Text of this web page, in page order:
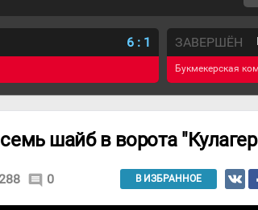
6 : 1 ЗАВЕРШЁН
Букмекерская
шайб в ворота
288 comment 0 В ИЗБРАННОЕ